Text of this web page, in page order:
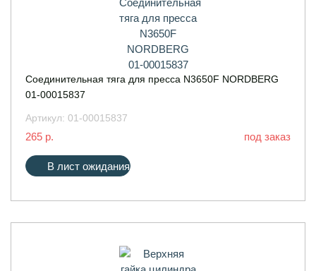
Соединительная тяга для пресса N3650F NORDBERG
01-00015837
Артикул: 01-00015837
265 р. под заказ
В лист ожидания